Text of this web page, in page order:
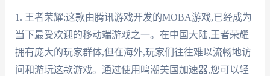
1. 王者荣耀:这款由腾讯游戏开发的MOBA游戏,已经成为
当下最受欢迎的移动端游戏之一。在中国大陆,王者荣耀
拥有庞大的玩家群体,但在海外,玩家们往往难以流畅地访
问和游玩这款游戏。通过使用鸣潮美国加速器,您可以轻